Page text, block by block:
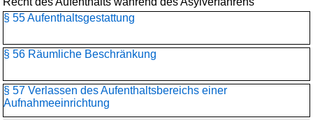
§ 55 Aufenthaltsgestattung
§ 56 Räumliche Beschränkung
§ 57 Verlassen des Aufenthaltsbereichs einer
Aufnahmeeinrichtung